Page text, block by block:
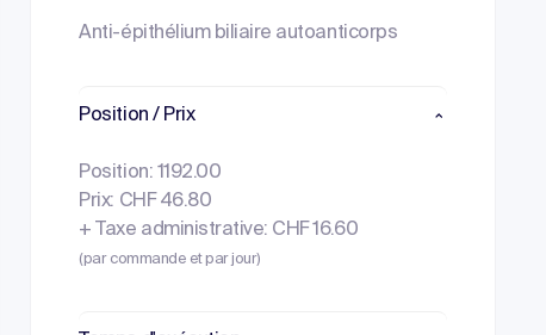
Anti-épithélium biliaire autoanticorps
Position / Prix
Position: 1192.00
Prix: CHF 46.80
+ Taxe administrative: CHF 16.60
(par commande et par jour)